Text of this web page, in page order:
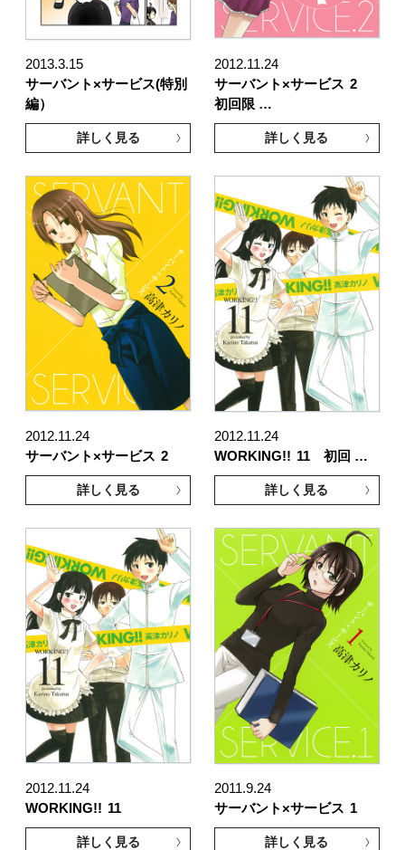
2013.3.15
サーバント×サービス(特別
編）
詳しく見る
2012.11.24
サーバント×サービス 2
初回限 …
詳しく見る
2012.11.24
サーバント×サービス 2
詳しく見る
2012.11.24
WORKING!! 11 初回 …
詳しく見る
2012.11.24
WORKING!! 11
詳しく見る
2011.9.24
サーバント×サービス 1
詳しく見る